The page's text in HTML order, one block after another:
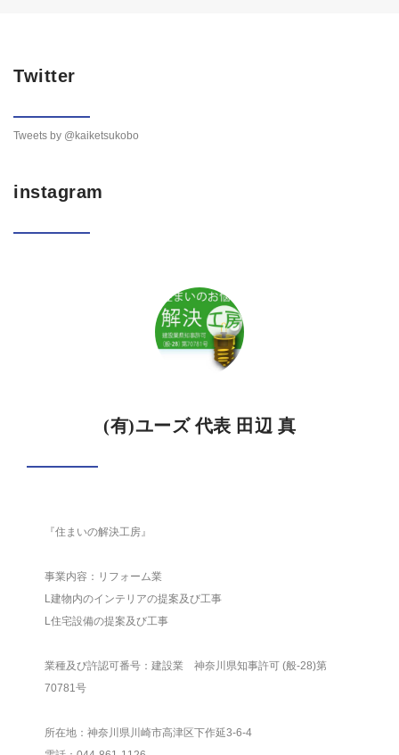
Twitter
Tweets by @kaiketsukobo
instagram
(有)ユーズ 代表 田辺 真
『住まいの解決工房』
事業内容：リフォーム業
L建物内のインテリアの提案及び工事
L住宅設備の提案及び工事
業種及び許認可番号：建設業 神奈川県知事許可 (般-28)第
70781号
所在地：神奈川県川崎市高津区下作延3-6-4